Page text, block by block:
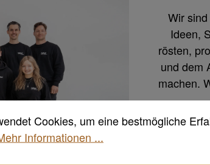
Wir
Ideen,
rösten,
und dem
machen.
Cookies, um eine bestmögliche
Informationen ...